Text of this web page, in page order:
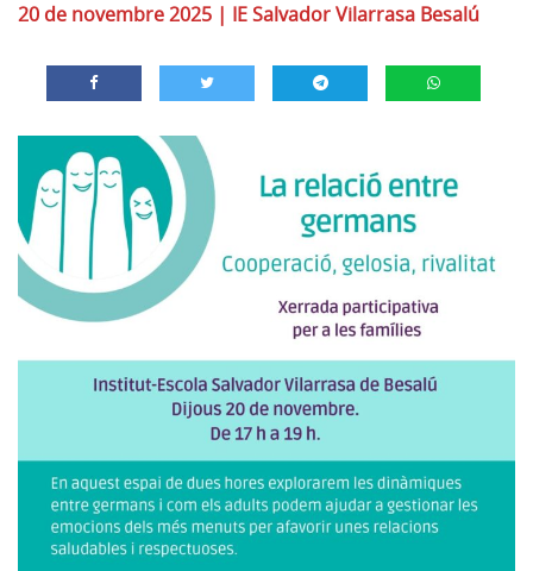
20 de novembre 2025 | IE Salvador Vilarrasa Besalú